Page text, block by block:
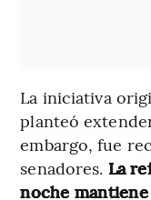
La iniciativa
planteó
embargo, fue
senadores. La
noche